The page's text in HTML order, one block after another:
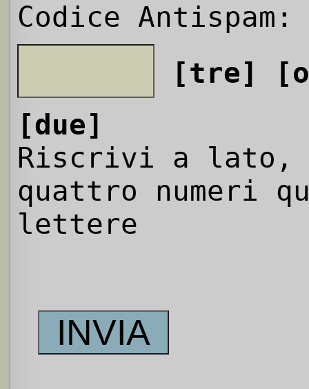
Codice Antispam:
[tre]
[due]
Riscrivi a
quattro numeri
lettere